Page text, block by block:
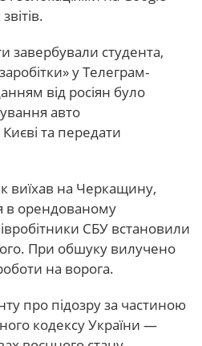
завербували студента,
у Телеграм-
від росіян було
авто
та передати
виїхав на Черкащину,
в орендованому
СБУ встановили
При обшуку вилучено
на ворога.
про підозру за частиною
кодексу України —